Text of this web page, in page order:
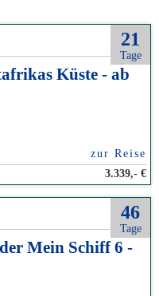
21
Tage
Küste - ab
3.339,- €
zur Reise
46
Tage
Mein Schiff 6 -